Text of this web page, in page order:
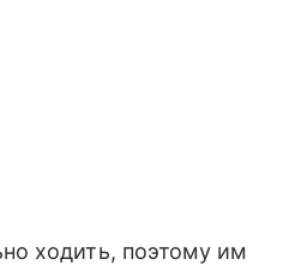
ходить, поэтому им